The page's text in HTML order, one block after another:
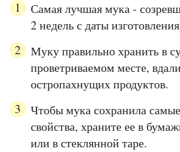
Самая лучшая мука -
2 недель с даты
Муку правильно хранить в
проветриваемом месте,
остропахнущих продуктов.
Чтобы мука сохранила
свойства, храните ее в
или в стеклянной таре.